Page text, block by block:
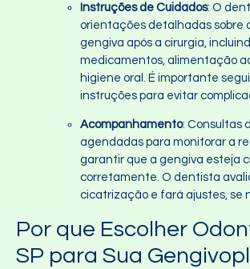
Instruções de Cuidados: O
orientações detalhadas sobre
gengiva após a cirurgia,
medicamentos, alimentação
higiene oral. É importante
instruções para evitar
Acompanhamento: Consultas
agendadas para monitorar a
garantir que a gengiva esteja
corretamente. O dentista
cicatrização e fará ajustes, se
Por que Escolher
SP para Sua